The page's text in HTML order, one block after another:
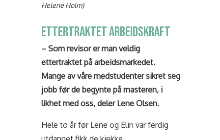
Helene Holm)
ETTERTRAKTET ARBEIDSKRAFT
– Som revisor er man veldig
ettertraktet på arbeidsmarkedet.
Mange av våre medstudenter sikret seg
jobb før de begynte på masteren, i
likhet med oss, deler Lene Olsen.
Hele to år før Lene og Elin var ferdig